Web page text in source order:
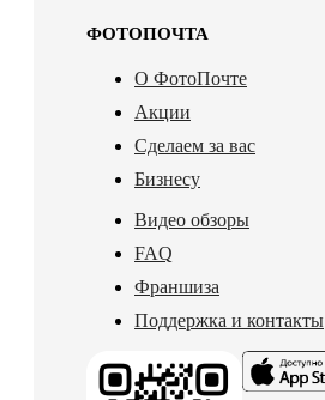
ФОТОПОЧТА
О ФотоПочте
Акции
Сделаем за вас
Бизнесу
Видео обзоры
FAQ
Франшиза
Поддержка и контакты